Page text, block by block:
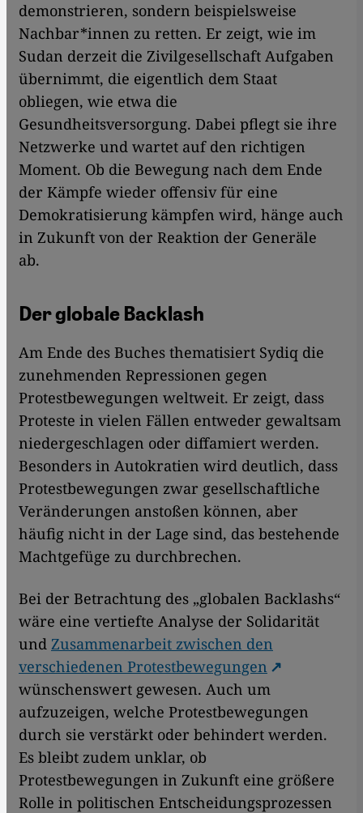
demonstrieren, sondern beispielsweise
Nachbar*innen zu retten. Er zeigt, wie im
Sudan derzeit die Zivilgesellschaft Aufgaben
übernimmt, die eigentlich dem Staat
obliegen, wie etwa die
Gesundheitsversorgung. Dabei pflegt sie ihre
Netzwerke und wartet auf den richtigen
Moment. Ob die Bewegung nach dem Ende
der Kämpfe wieder offensiv für eine
Demokratisierung kämpfen wird, hänge auch
in Zukunft von der Reaktion der Generäle
ab.
Der globale Backlash
Am Ende des Buches thematisiert Sydiq die
zunehmenden Repressionen gegen
Protestbewegungen weltweit. Er zeigt, dass
Proteste in vielen Fällen entweder gewaltsam
niedergeschlagen oder diffamiert werden.
Besonders in Autokratien wird deutlich, dass
Protestbewegungen zwar gesellschaftliche
Veränderungen anstoßen können, aber
häufig nicht in der Lage sind, das bestehende
Machtgefüge zu durchbrechen.
​​​​​​​Bei der Betrachtung des „globalen Backlashs“
wäre eine vertiefte Analyse der Solidarität
und Zusammenarbeit zwischen den
verschiedenen Protestbewegungen
wünschenswert gewesen. Auch um
aufzuzeigen, welche Protestbewegungen
durch sie verstärkt oder behindert werden.
Es bleibt zudem unklar, ob
Protestbewegungen in Zukunft eine größere
Rolle in politischen Entscheidungsprozessen